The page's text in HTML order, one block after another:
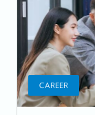
CAREER